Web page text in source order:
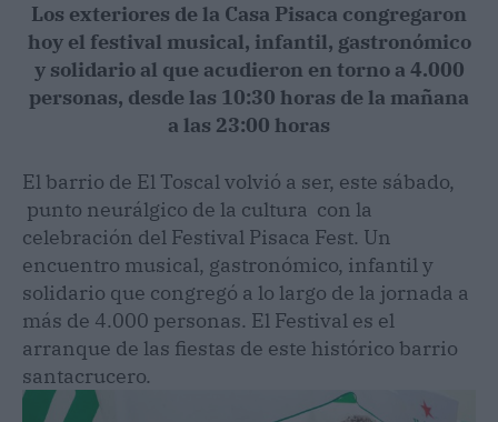
Los exteriores de la Casa Pisaca congregaron
hoy el festival musical, infantil, gastronómico
y solidario al que acudieron en torno a 4.000
personas, desde las 10:30 horas de la mañana
a las 23:00 horas
El barrio de El Toscal volvió a ser, este sábado,
punto neurálgico de la cultura con la
celebración del Festival Pisaca Fest. Un
encuentro musical, gastronómico, infantil y
solidario que congregó a lo largo de la jornada a
más de 4.000 personas. El Festival es el
arranque de las fiestas de este histórico barrio
santacrucero.